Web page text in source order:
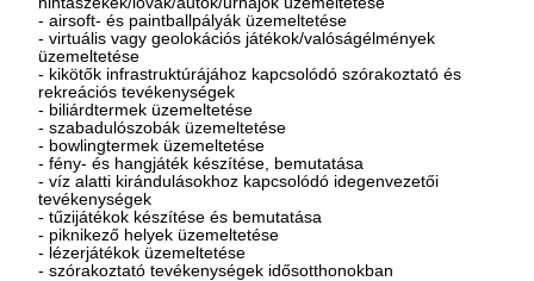
- airsoft- és paintballpályák üzemeltetése
- virtuális vagy geolokációs játékok/valóságélmények
üzemeltetése
- kikötők infrastruktúrájához kapcsolódó szórakoztató és
rekreációs tevékenységek
- biliárdtermek üzemeltetése
- szabadulószobák üzemeltetése
- bowlingtermek üzemeltetése
- fény- és hangjáték készítése, bemutatása
- víz alatti kirándulásokhoz kapcsolódó idegenvezetői
tevékenységek
- tűzijátékok készítése és bemutatása
- piknikező helyek üzemeltetése
- lézerjátékok üzemeltetése
- szórakoztató tevékenységek idősotthonokban